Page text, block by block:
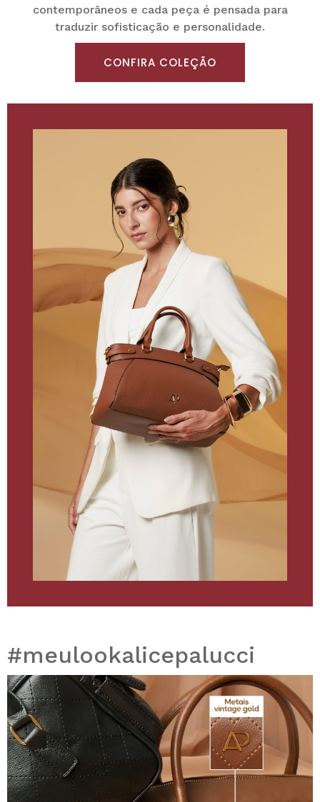
contemporâneos e cada peça é pensada para
traduzir sofisticação e personalidade.
CONFIRA COLEÇÃO
#meulookalicepalucci